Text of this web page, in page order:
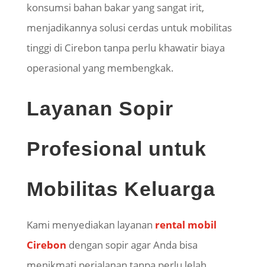
konsumsi bahan bakar yang sangat irit,
menjadikannya solusi cerdas untuk mobilitas
tinggi di Cirebon tanpa perlu khawatir biaya
operasional yang membengkak.
Layanan Sopir
Profesional untuk
Mobilitas Keluarga
Kami menyediakan layanan rental mobil
Cirebon dengan sopir agar Anda bisa